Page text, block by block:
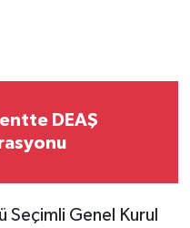
DEAŞ
Genel Kurul